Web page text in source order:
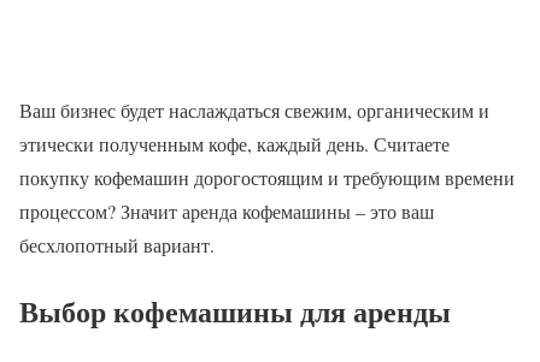
Ваш бизнес будет наслаждаться свежим, органическим и
этически полученным кофе, каждый день. Считаете
покупку кофемашин дорогостоящим и требующим времени
процессом? Значит аренда кофемашины – это ваш
бесхлопотный вариант.
Выбор кофемашины для аренды